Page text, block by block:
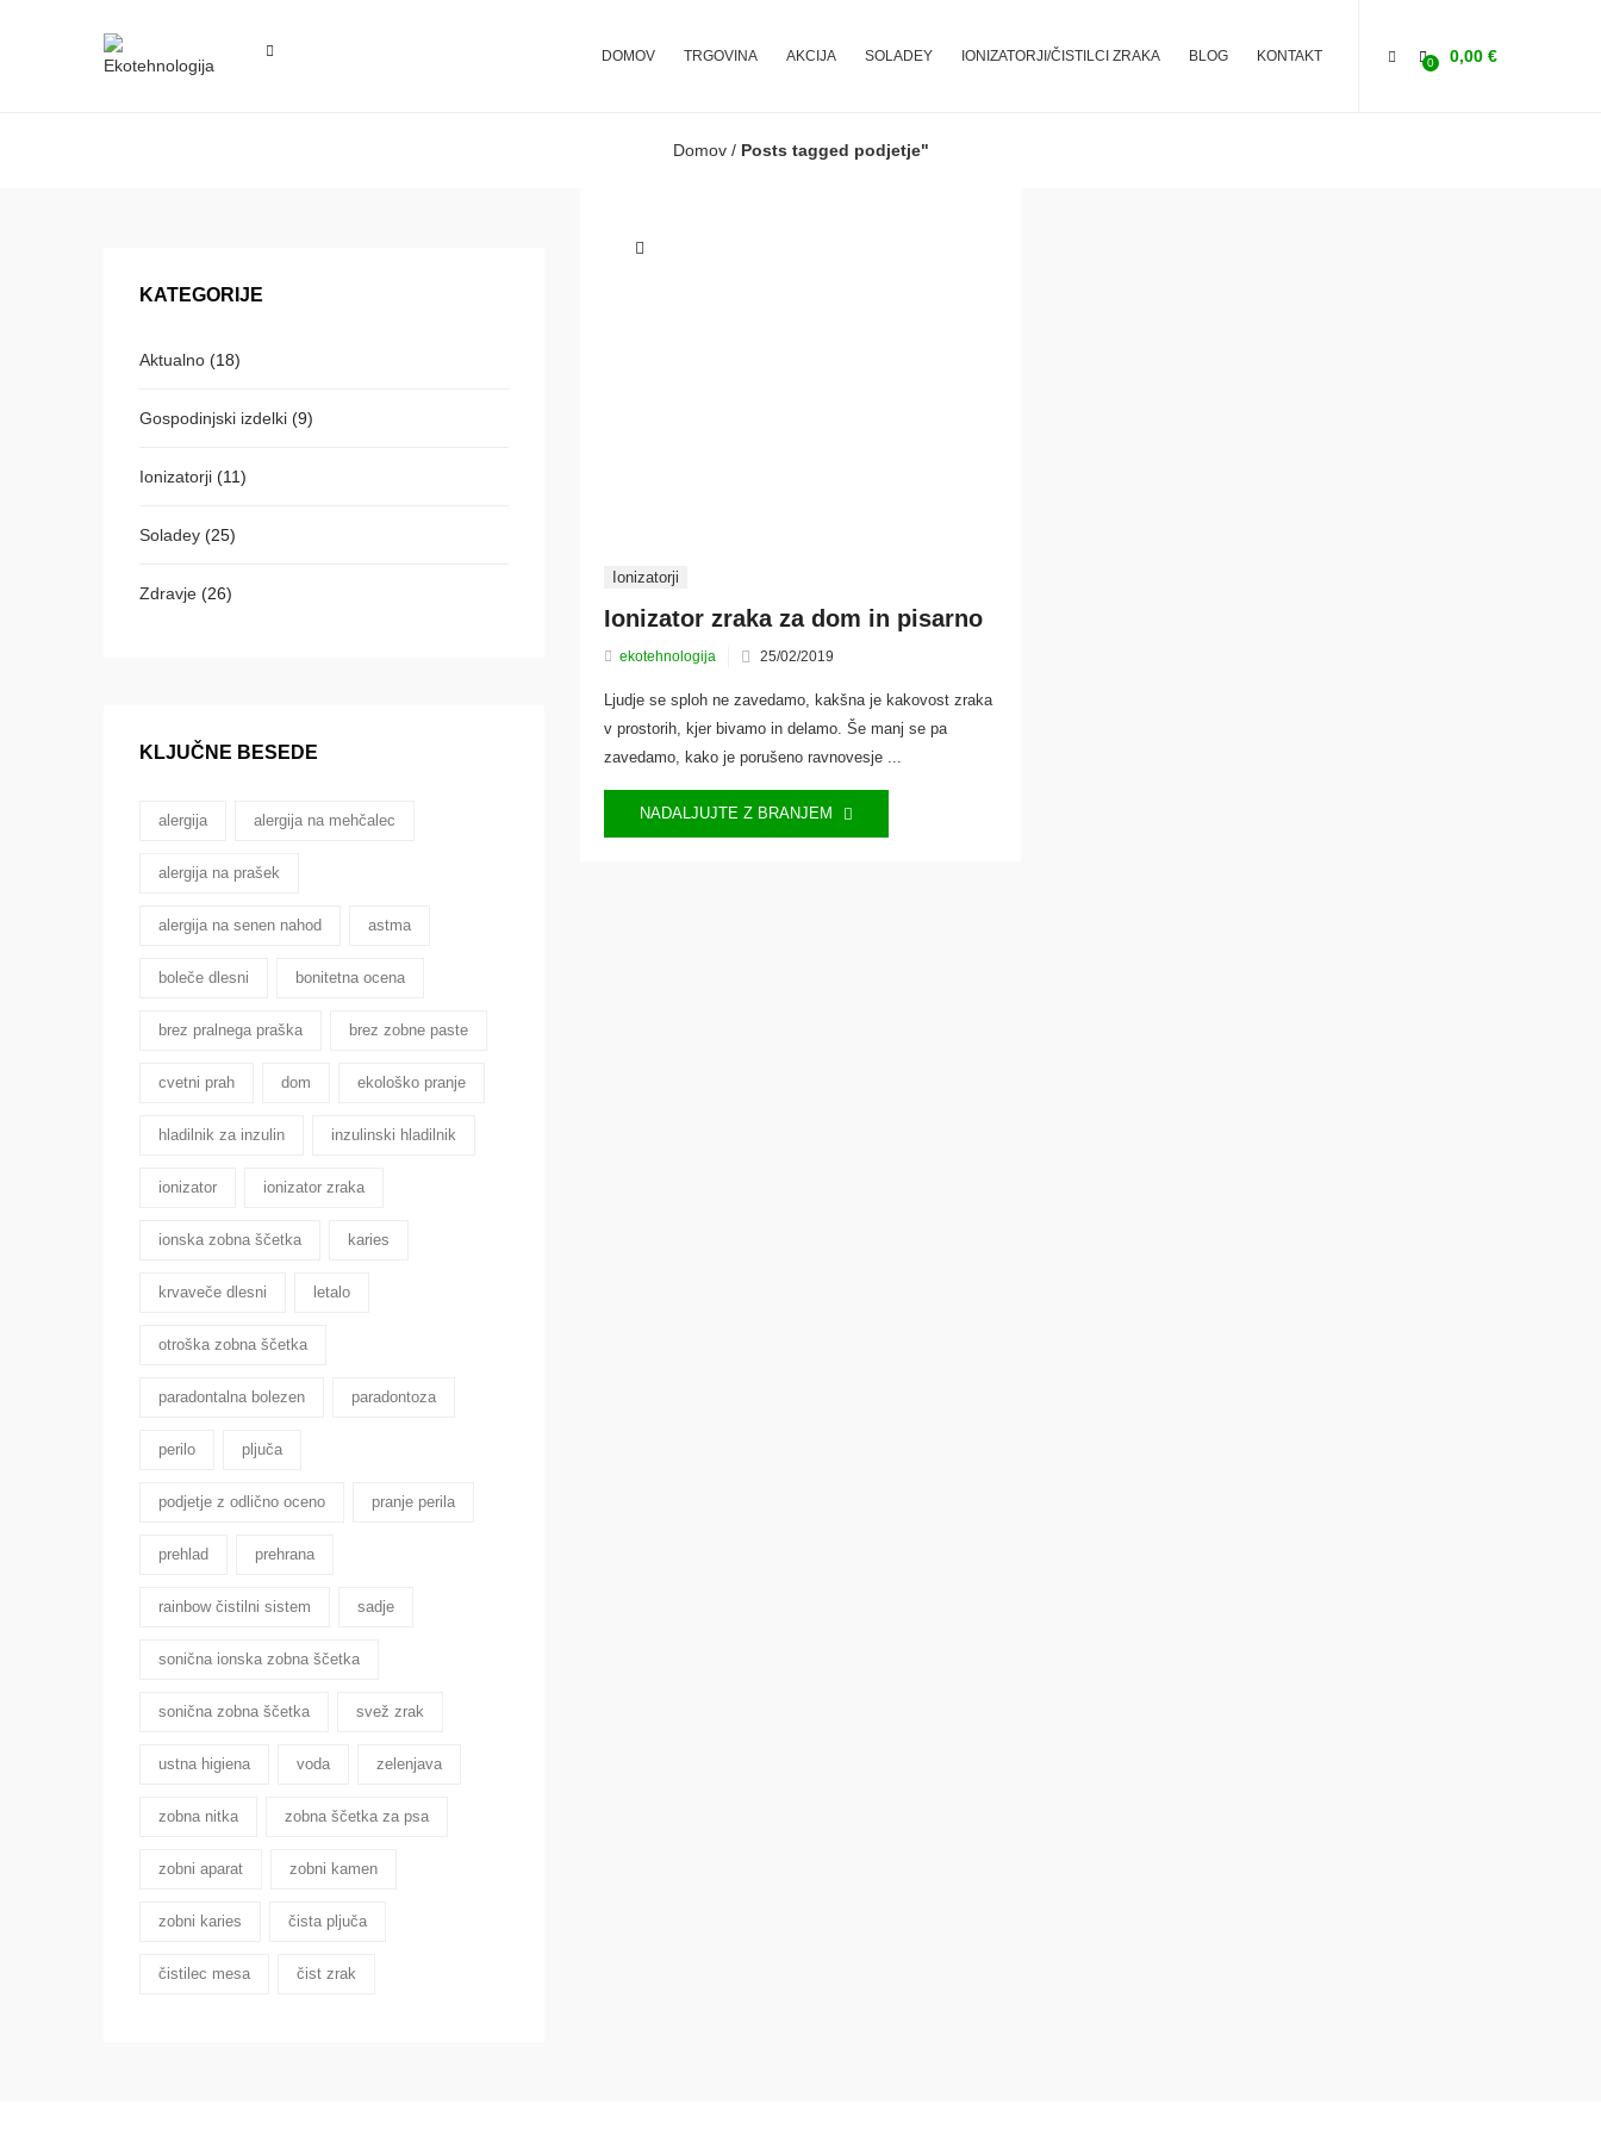
DOMOV TRGOVINA AKCIJA SOLADEY IONIZATORJI/ČISTILCI ZRAKA BLOG KONTAKT 0 0,00 €
Domov/ Posts tagged podjetje"
Ionizatorji
Ionizator zraka za dom in pisarno
ekotehnologija
Posted
25/02/2019
Ljudje se sploh ne zavedamo, kakšna je kakovost zraka
v prostorih, kjer bivamo in delamo. Še manj se pa
zavedamo, kako je porušeno ravnovesje ...
NADALJUJTE Z BRANJEM
KATEGORIJE
Aktualno (18)
Gospodinjski izdelki (9)
Ionizatorji (11)
Soladey (25)
Zdravje (26)
KLJUČNE BESEDE
alergija alergija na mehčalec
alergija na prašek
alergija na senen nahod astma
boleče dlesni bonitetna ocena
brez pralnega praška brez zobne paste
cvetni prah dom ekološko pranje
hladilnik za inzulin inzulinski hladilnik
ionizator ionizator zraka
ionska zobna ščetka karies
krvaveče dlesni letalo
otroška zobna ščetka
paradontalna bolezen paradontoza
perilo pljuča
podjetje z odlično oceno pranje perila
prehlad prehrana
rainbow čistilni sistem sadje
sonična ionska zobna ščetka
sonična zobna ščetka svež zrak
ustna higiena voda zelenjava
zobna nitka zobna ščetka za psa
zobni aparat zobni kamen
zobni karies čista pljuča
čistilec mesa čist zrak